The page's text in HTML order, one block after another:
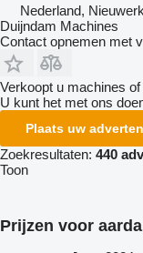
Nederland,
Duijndam Machines
Contact opnemen met
Verkoopt u machines
U kunt het met ons
Plaats uw
Zoekresultaten: 440
Toon
Prijzen voor